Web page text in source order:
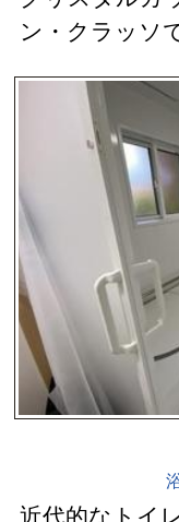
ン・クラッソ
近代的なトイ